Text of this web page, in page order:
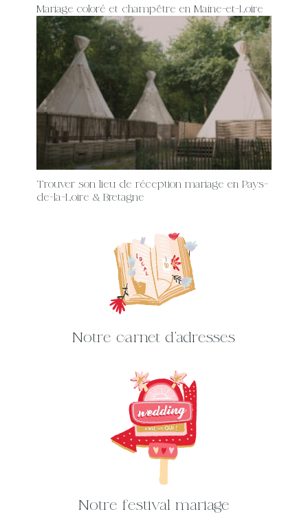
Mariage coloré et champêtre en Maine-et-Loire
Trouver son lieu de réception mariage en Pays-
de-la-Loire & Bretagne
Notre carnet d'adresses
Notre festival mariage